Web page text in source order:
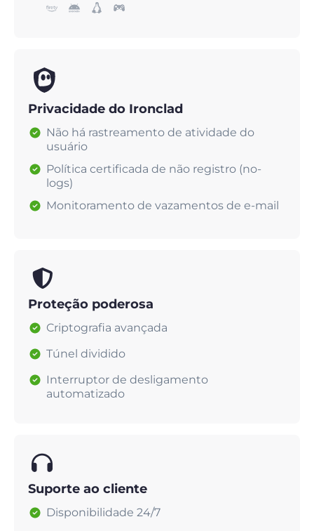
Privacidade do Ironclad
Não há rastreamento de atividade do
usuário
Política certificada de não registro (no-
logs)
Monitoramento de vazamentos de e-mail
Proteção poderosa
Criptografia avançada
Túnel dividido
Interruptor de desligamento
automatizado
Suporte ao cliente
Disponibilidade 24/7